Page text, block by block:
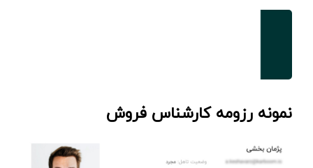
نمونه رزومه کارشناس فروش